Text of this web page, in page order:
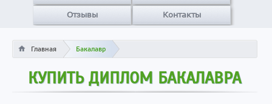
Отзывы Контакты
Главная Бакалавр
КУПИТЬ ДИПЛОМ БАКАЛАВРА